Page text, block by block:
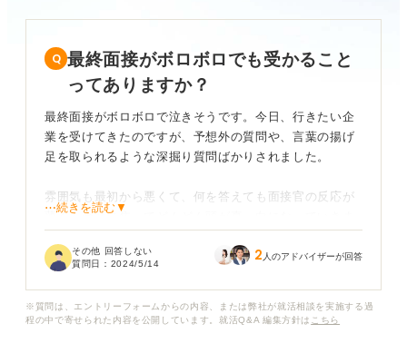
最終面接がボロボロでも受かること
ってありますか？
最終面接がボロボロで泣きそうです。今日、行きたい企
業を受けてきたのですが、予想外の質問や、言葉の揚げ
足を取られるような深掘り質問ばかりされました。
雰囲気も最初から悪くて、何を答えても面接官の反応が
薄く、余計に焦ってどんどん頭が真っ白になっていきま
まいます。もうメンタルがずたずたです……。
⋯続きを読む▼
その他 回答しない
質問日： 2024/5/14 2 人のアドバイザーが回答
※質問は、エントリーフォームからの内容、または弊社が就活相談を実施する過
程の中で寄せられた内容を公開しています。就活Q&A 編集方針は こちら